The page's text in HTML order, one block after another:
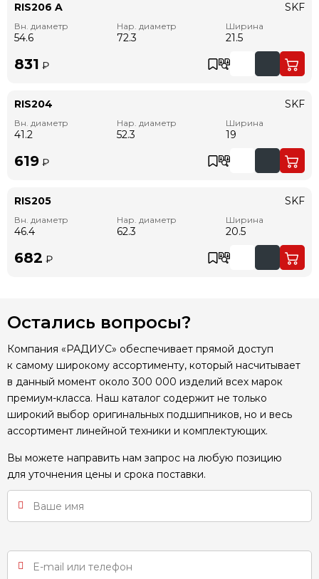
RIS206 A
Вн. диаметр
54.6
Нар. диаметр
72.3
Ширина
21.5
SKF
831 ₽
RIS204
Вн. диаметр
41.2
Нар. диаметр
52.3
Ширина
19
SKF
619 ₽
RIS205
Вн. диаметр
46.4
Нар. диаметр
62.3
Ширина
20.5
SKF
682 ₽
Остались вопросы?
Компания «РАДИУС» обеспечивает прямой доступ
к самому широкому ассортименту, который насчитывает
в данный момент около 300 000 изделий всех марок
премиум-класса. Наш каталог содержит не только
широкий выбор оригинальных подшипников, но и весь
ассортимент линейной техники и комплектующих.
Вы можете направить нам запрос на любую позицию
для уточнения цены и срока поставки.